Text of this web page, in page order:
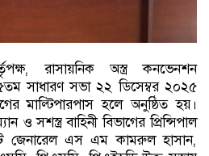
রাসায়নিক অস্ত্র কনভেনশন
সাধারণ সভা ২২ ডিসেম্বর ২০২৫
মাল্টিপারপাস হলে অনুষ্ঠিত হয়।
ও সশস্ত্র বাহিনী বিভাগের প্রিন্সিপাল
জেনারেল এস এম কামরুল হাসান,